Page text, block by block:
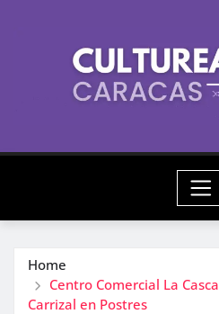
Home
Centro Comercial La
Carrizal en Postres